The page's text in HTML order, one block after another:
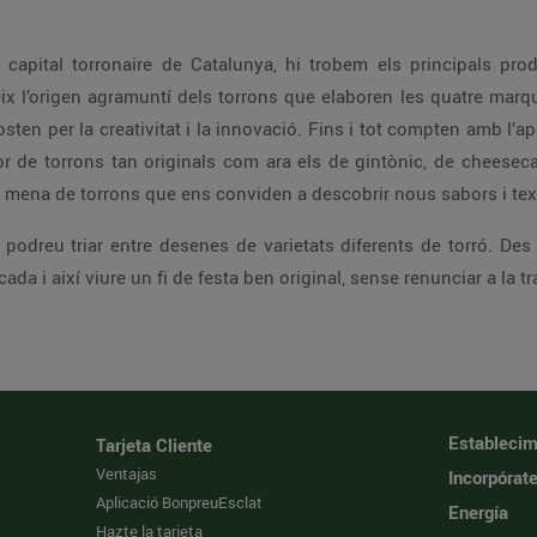
capital torronaire de Catalunya, hi trobem els principals
l’origen agramuntí dels torrons que elaboren les quatre
per la creativitat i la innovació. Fins i tot compten amb
de torrons tan originals com ara els de gintònic, de
de torrons que ens conviden a descobrir nous sabors i
podreu triar entre desenes de varietats diferents de torró.
i així viure un fi de festa ben original, sense renunciar a la
Tarjeta Cliente
Ventajas
Aplicació BonpreuEsclat
Hazte la tarjeta
Incorpórate
Energía